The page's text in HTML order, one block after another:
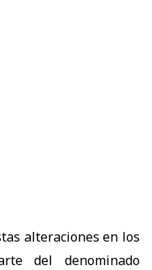
alteraciones en los
del denominado